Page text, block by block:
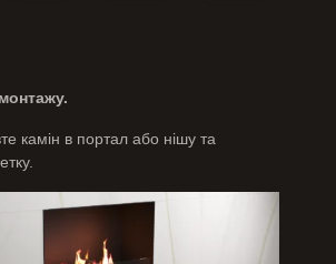
камін в портал або нішу та